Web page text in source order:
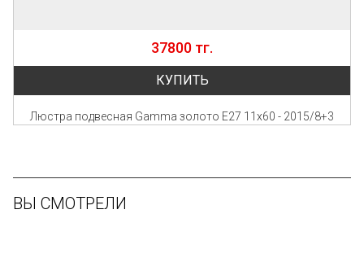
37800 тг.
КУПИТЬ
Люстра подвесная Gamma золото Е27 11х60 - 2015/8+3
ВЫ СМОТРЕЛИ